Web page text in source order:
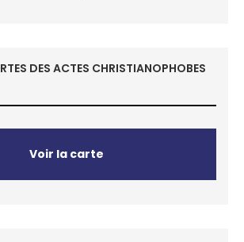
DES ACTES CHRISTIANOPHOBES
Voir la carte